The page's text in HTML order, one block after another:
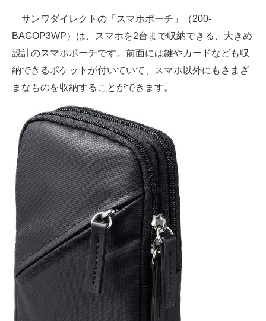
サンワダイレクトの「スマホポーチ」（200-
BAGOP3WP）は、スマホを2台まで収納できる、大きめ
設計のスマホポーチです。前面には鍵やカードなども収
納できるポケットが付いていて、スマホ以外にもさまざ
まなものを収納することができます。